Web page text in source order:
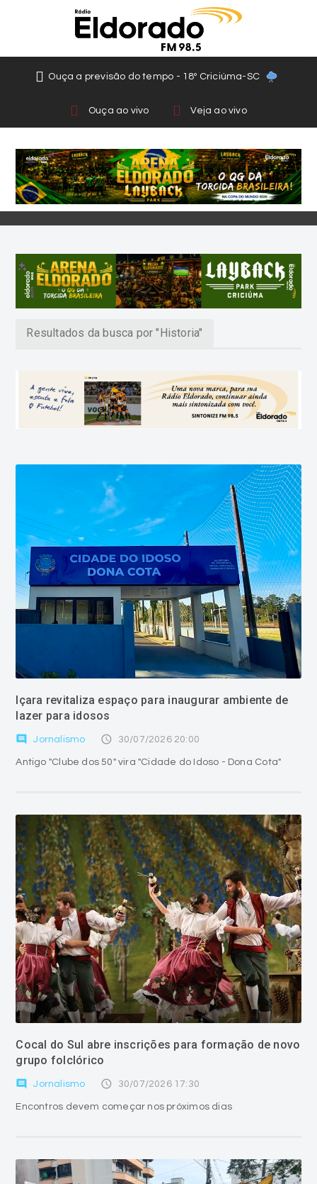
Ouça a previsão do tempo - 18º Criciúma-SC
Ouça ao vivo Veja ao vivo
Resultados da busca por "Historia"
Içara revitaliza espaço para inaugurar ambiente de
lazer para idosos
comment Jornalismo access_time 30/07/2026 20:00
Antigo "Clube dos 50" vira "Cidade do Idoso - Dona Cota"
Cocal do Sul abre inscrições para formação de novo
grupo folclórico
comment Jornalismo access_time 30/07/2026 17:30
Encontros devem começar nos próximos dias